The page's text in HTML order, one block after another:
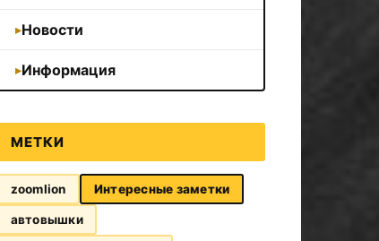
Новости
Информация
МЕТКИ
zoomlion Интересные заметки
автовышки